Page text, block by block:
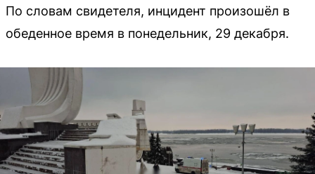
По словам свидетеля, инцидент произошёл в
обеденное время в понедельник, 29 декабря.